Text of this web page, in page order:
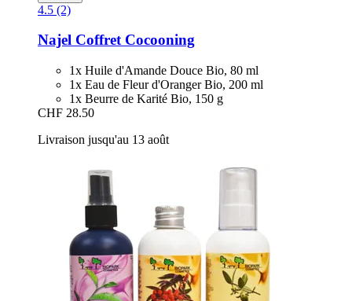
4.5 (2)
Najel Coffret Cocooning
1x Huile d'Amande Douce Bio, 80 ml
1x Eau de Fleur d'Oranger Bio, 200 ml
1x Beurre de Karité Bio, 150 g
CHF 28.50
Livraison jusqu'au 13 août